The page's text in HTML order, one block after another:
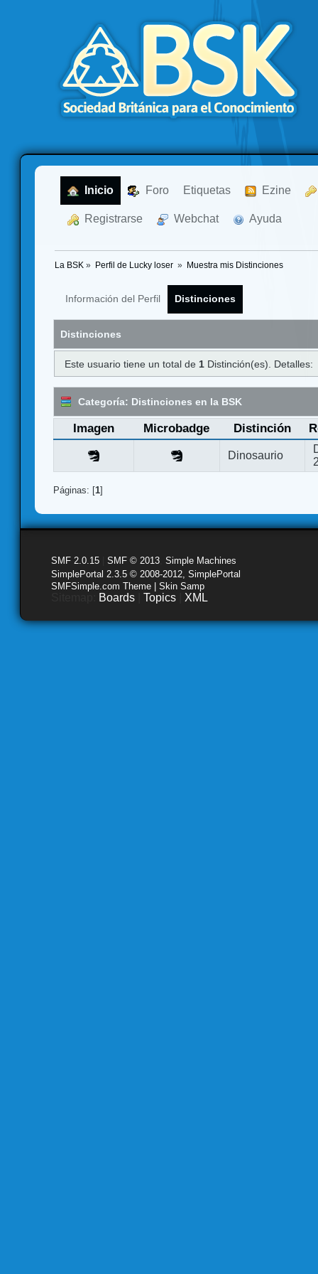
Inicio Foro Etiquetas Ezine
Registrarse Webchat Ayuda
La BSK » Perfil de Lucky loser » Muestra mis Distinciones
Información del Perfil Distinciones
Distinciones
Este usuario tiene un total de 1 Distinción(es). Detalles:
Categoría: Distinciones en la BSK
Imagen Microbadge Distinción
Dinosaurio
Páginas: [1]
SMF 2.0.15 SMF © 2013 Simple Machines
SimplePortal 2.3.5 © 2008-2012, SimplePortal
SMFSimple.com Theme | Skin Samp
Boards Topics XML